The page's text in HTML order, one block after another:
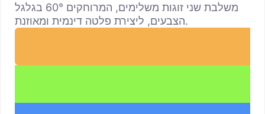
משלבת שני זוגות משלימים, המרוחקים 60° בגלגל
הצבעים, ליצירת פלטה דינמית ומאוזנת.